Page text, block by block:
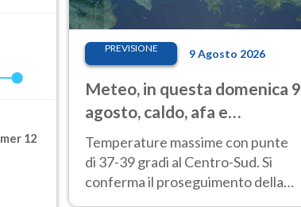
mer 12
PREVISIONE 9 Agosto 2026
Meteo, in questa domenica 9
agosto, caldo, afa e
temporali di calore
Temperature massime con punte
di 37-39 gradi al Centro-Sud. Si
conferma il proseguimento della